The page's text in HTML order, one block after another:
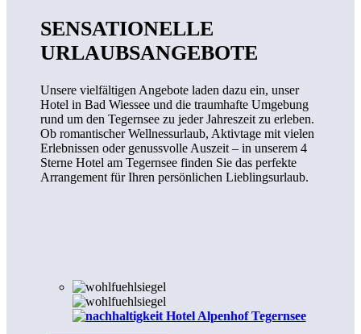
SENSATIONELLE
URLAUBSANGEBOTE
Unsere vielfältigen Angebote laden dazu ein, unser
Hotel in Bad Wiessee und die traumhafte Umgebung
rund um den Tegernsee zu jeder Jahreszeit zu erleben.
Ob romantischer Wellnessurlaub, Aktivtage mit vielen
Erlebnissen oder genussvolle Auszeit – in unserem 4
Sterne Hotel am Tegernsee finden Sie das perfekte
Arrangement für Ihren persönlichen Lieblingsurlaub.